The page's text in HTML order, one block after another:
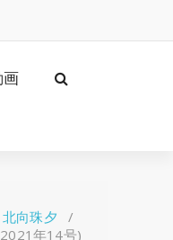
北向珠夕 /
年14号)